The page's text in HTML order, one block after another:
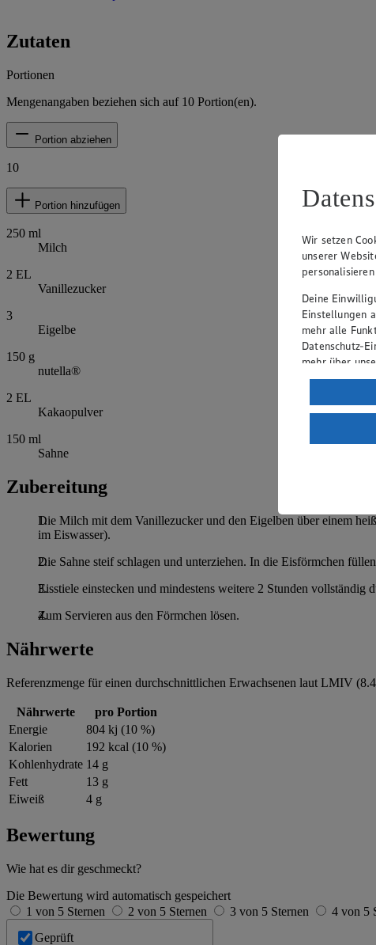
Zutaten
Portionen
Mengenangaben beziehen sich auf 10 Portion(en).
Portion abziehen
10
Portion hinzufügen
250 ml
Milch
2 EL
Vanillezucker
3
Eigelbe
150 g
nutella®
2 EL
Kakaopulver
150 ml
Sahne
Zubereitung
Die Milch mit dem Vanillezucker und den Eigelben über einem
im Eiswasser).
Die Sahne steif schlagen und unterziehen. In die Eisförmchen
Eisstiele einstecken und mindestens weitere 2 Stunden vollständig
Zum Servieren aus den Förmchen lösen.
Nährwerte
Referenzmenge für einen durchschnittlichen Erwachsenen laut LMIV
Nährwerte
pro Portion
Energie
804 kj (10 %)
Kalorien
192 kcal (10 %)
Kohlenhydrate 14 g
Fett
13 g
Eiweiß
4 g
Bewertung
Wie hat es dir geschmeckt?
Die Bewertung wird automatisch gespeichert
1 von 5 Sternen
2 von 5 Sternen 3 von 5 Sternen 4 von 5
Geprüft
Wir setzen
unserer
Deine
Einstellungen
mehr alle
Datenschutz-
mehr über
Verarbeitung
Wenn du auf
ein, dass
einem nach
Risiko eines